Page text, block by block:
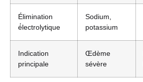
Élimination
é́lectrolytique
Sodium,
potassium
Indication
principale
Œdème
sévère